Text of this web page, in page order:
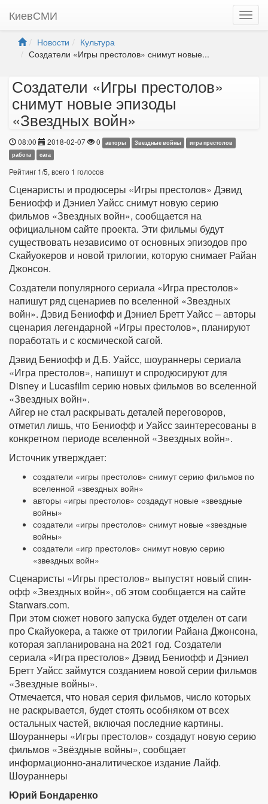
КиевСМИ
Новости
Культура
Создатели «Игры престолов» снимут новые...
Создатели «Игры престолов»
снимут новые эпизоды
«Звездных войн»
08:00 2018-02-07 0 авторы Звездные войны
игра престолов
работа
сага
Рейтинг 1/5, всего 1 голосов
Сценаристы и продюсеры «Игры престолов» Дэвид
Бениофф и Дэниел Уайсс снимут новую серию
фильмов «Звездных войн», сообщается на
официальном сайте проекта. Эти фильмы будут
существовать независимо от основных эпизодов про
Скайуокеров и новой трилогии, которую снимает Райан
Джонсон.
Создатели популярного сериала «Игра престолов»
напишут ряд сценариев по вселенной «Звездных
войн». Дэвид Бениофф и Дэниел Бретт Уайсс – авторы
сценария легендарной «Игры престолов», планируют
поработать и с космической сагой.
Дэвид Бениофф и Д.Б. Уайсс, шоураннеры сериала
«Игра престолов», напишут и спродюсируют для
Disney и Lucasfilm серию новых фильмов во вселенной
«Звездных войн».
Айгер не стал раскрывать деталей переговоров,
отметил лишь, что Бениофф и Уайсс заинтересованы в
конкретном периоде вселенной «Звездных войн».
Источник утверждает:
создатели «игры престолов» снимут серию фильмов по
вселенной «звездных войн»
авторы «игры престолов» создадут новые «звездные
войны»
создатели «игры престолов» снимут новые «звездные
войны»
создатели «игр престолов» снимут новую серию
«звездных войн»
Сценаристы «Игры престолов» выпустят новый спин-
офф «Звездных войн», об этом сообщается на сайте
Starwars.com.
При этом сюжет нового запуска будет отделен от саги
про Скайуокера, а также от трилогии Райана Джонсона,
которая запланирована на 2021 год. Создатели
сериала «Игра престолов» Дэвид Бениофф и Дэниел
Бретт Уайсс займутся созданием новой серии фильмов
«Звездные войны».
Отмечается, что новая серия фильмов, число которых
не раскрывается, будет стоять особняком от всех
остальных частей, включая последние картины.
Шоураннеры «Игры престолов» создадут новую серию
фильмов «Звёздные войны», сообщает
информационно-аналитическое издание Лайф.
Шоураннеры
Юрий Бондаренко